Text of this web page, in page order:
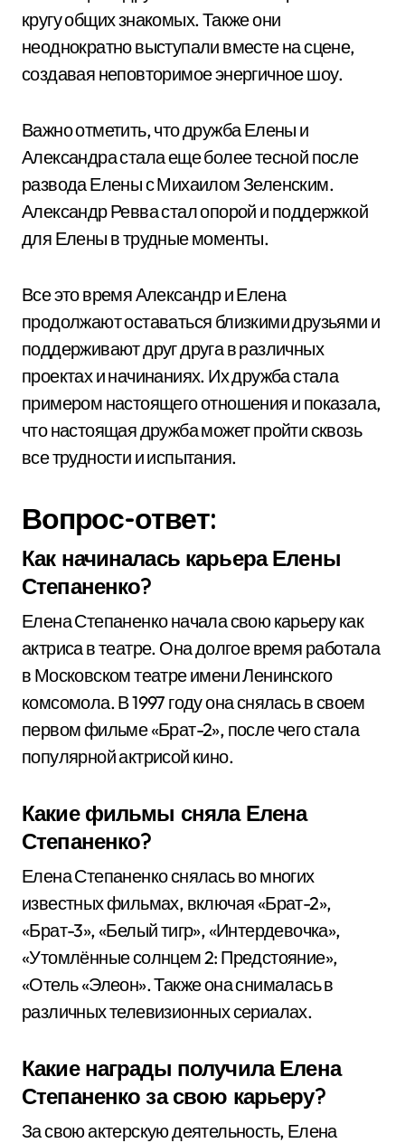
кругу общих знакомых. Также они
неоднократно выступали вместе на сцене,
создавая неповторимое энергичное шоу.
Важно отметить, что дружба Елены и
Александра стала еще более тесной после
развода Елены с Михаилом Зеленским.
Александр Ревва стал опорой и поддержкой
для Елены в трудные моменты.
Все это время Александр и Елена
продолжают оставаться близкими друзьями и
поддерживают друг друга в различных
проектах и начинаниях. Их дружба стала
примером настоящего отношения и показала,
что настоящая дружба может пройти сквозь
все трудности и испытания.
Вопрос-ответ:
Как начиналась карьера Елены
Степаненко?
Елена Степаненко начала свою карьеру как
актриса в театре. Она долгое время работала
в Московском театре имени Ленинского
комсомола. В 1997 году она снялась в своем
первом фильме «Брат-2», после чего стала
популярной актрисой кино.
Какие фильмы сняла Елена
Степаненко?
Елена Степаненко снялась во многих
известных фильмах, включая «Брат-2»,
«Брат-3», «Белый тигр», «Интердевочка»,
«Утомлённые солнцем 2: Предстояние»,
«Отель «Элеон». Также она снималась в
различных телевизионных сериалах.
Какие награды получила Елена
Степаненко за свою карьеру?
За свою актерскую деятельность, Елена